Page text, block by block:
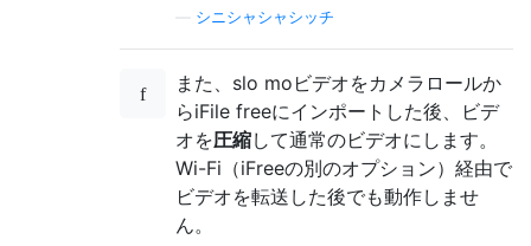
シニシャシャシッチ
また、slo moビデオをカメラロールか
らiFile freeにインポートした後、ビデ
オを圧縮して通常のビデオにします。
Wi-Fi（iFreeの別のオプション）経由で
ビデオを転送した後でも動作しませ
ん。